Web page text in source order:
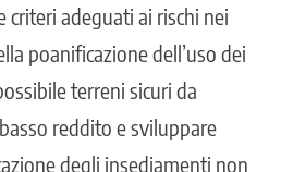
criteri adeguati ai rischi nei
poanificazione dell’uso dei
terreni sicuri da
reddito e sviluppare
degli insediamenti non